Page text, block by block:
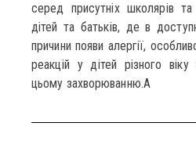
серед присутніх школярів
дітей та батьків, де в
причини появи алергії,
реакцій у дітей різного
цьому захворюванню.A